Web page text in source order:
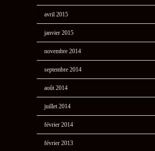
avril 2015
janvier 2015
novembre 2014
septembre 2014
août 2014
juillet 2014
février 2014
février 2013